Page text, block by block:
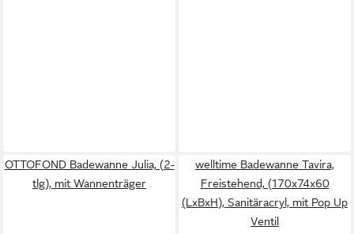
OTTOFOND Badewanne Julia, (2-
tlg), mit Wannenträger
welltime Badewanne Tavira,
Freistehend, (170x74x60
(LxBxH), Sanitäracryl, mit Pop Up
Ventil